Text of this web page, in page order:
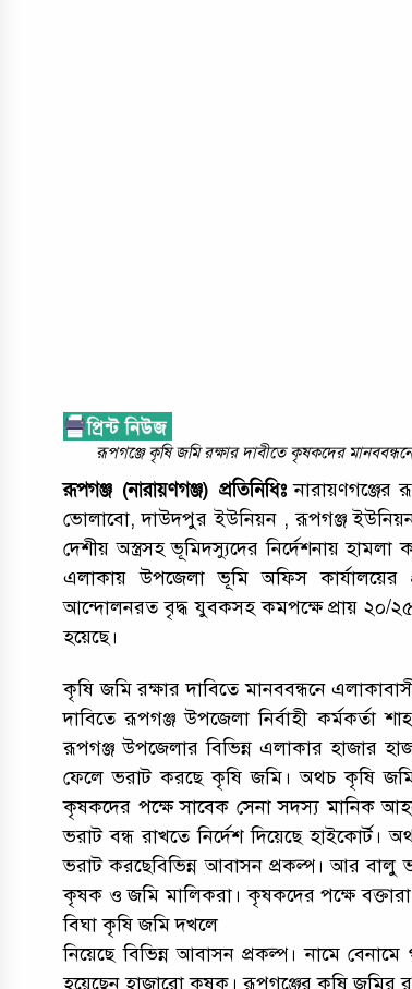
রূপগঞ্জে কৃষি জমি রক্ষার দাবীতে কৃষকদের
রূপগঞ্জ (নারায়ণগঞ্জ) প্রতিনিধিঃ নারায়ণগঞ্জের
ভোলাবো, দাউদপুর ইউনিয়ন , রূপগঞ্জ ইউনিয়ন
দেশীয় অস্ত্রসহ ভূমিদস্যুদের নির্দেশনায়
এলাকায় উপজেলা ভূমি অফিস কার্যালয়ের
আন্দোলনরত বৃদ্ধ যুবকসহ কমপক্ষে প্রায় ২০/২৫
হয়েছে।
কৃষি জমি রক্ষার দাবিতে মানববন্ধনে
দাবিতে রূপগঞ্জ উপজেলা নির্বাহী কর্মকর্তা
রূপগঞ্জ উপজেলার বিভিন্ন এলাকার হাজার
ফেলে ভরাট করছে কৃষি জমি। অথচ কৃষি
কৃষকদের পক্ষে সাবেক সেনা সদস্য মানিক
ভরাট বন্ধ রাখতে নির্দেশ দিয়েছে হাইকোর্ট।
ভরাট করছেবিভিন্ন আবাসন প্রকল্প। আর বালু
কৃষক ও জমি মালিকরা। কৃষকদের পক্ষে
বিঘা কৃষি জমি দখলে
নিয়েছে বিভিন্ন আবাসন প্রকল্প। নামে
হয়েছেন হাজারো কৃষক। রূপগঞ্জের কৃষি জমির